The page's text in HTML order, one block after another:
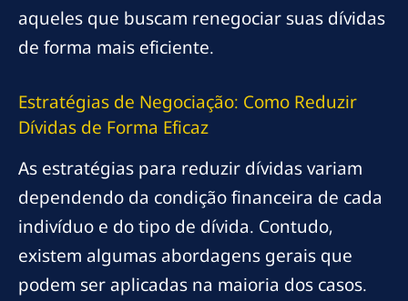
aqueles que buscam renegociar suas dívidas
de forma mais eficiente.
Estratégias de Negociação: Como Reduzir
Dívidas de Forma Eficaz
As estratégias para reduzir dívidas variam
dependendo da condição financeira de cada
indivíduo e do tipo de dívida. Contudo,
existem algumas abordagens gerais que
podem ser aplicadas na maioria dos casos.